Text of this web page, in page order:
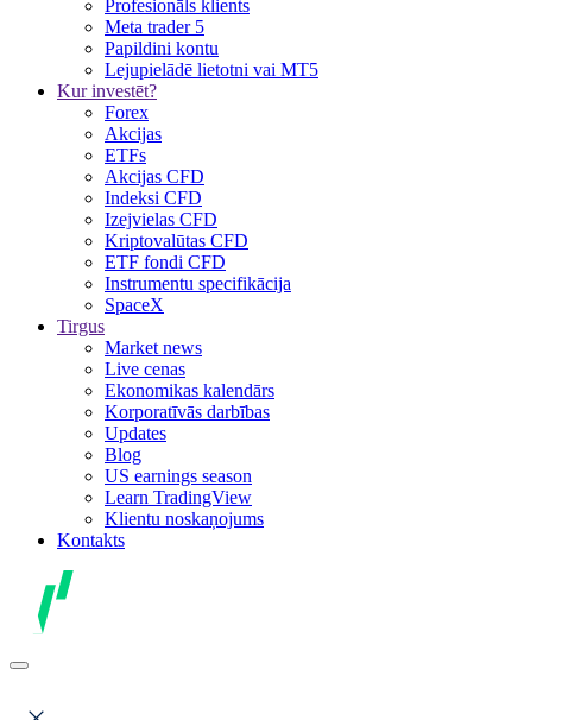
Profesionāls klients
Meta trader 5
Papildini kontu
Lejupielādē lietotni vai MT5
Kur investēt?
Forex
Akcijas
ETFs
Akcijas CFD
Indeksi CFD
Izejvielas CFD
Kriptovalūtas CFD
ETF fondi CFD
Instrumentu specifikācija
SpaceX
Tirgus
Market news
Live cenas
Ekonomikas kalendārs
Korporatīvās darbības
Updates
Blog
US earnings season
Learn TradingView
Klientu noskaņojums
Kontakts